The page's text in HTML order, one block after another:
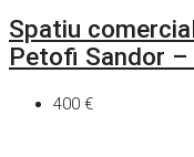
Spatiu
Petofi Sandor –
400 €